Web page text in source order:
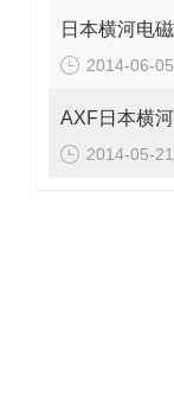
日本横河电
2014-06-05
AXF日本横
2014-05-21